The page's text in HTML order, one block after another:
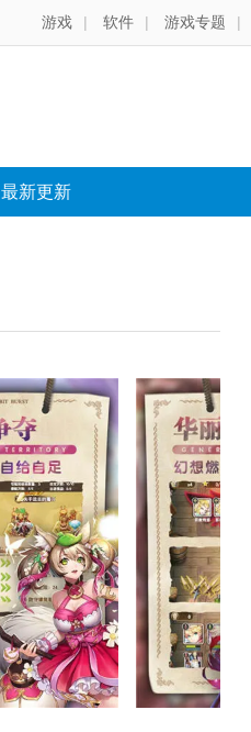
游戏 | 软件 | 游戏专题 |
最新更新